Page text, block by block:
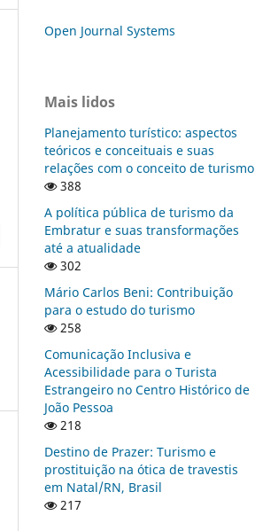
Open Journal Systems
Mais lidos
Planejamento turístico: aspectos
teóricos e conceituais e suas
relações com o conceito de turismo
388
A política pública de turismo da
Embratur e suas transformações
até a atualidade
302
Mário Carlos Beni: Contribuição
para o estudo do turismo
258
Comunicação Inclusiva e
Acessibilidade para o Turista
Estrangeiro no Centro Histórico de
João Pessoa
218
Destino de Prazer: Turismo e
prostituição na ótica de travestis
em Natal/RN, Brasil
217